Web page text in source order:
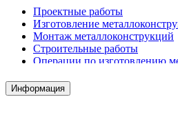
Проектные работы
Изготовление
Монтаж металлоконструкций
Строительные работы
Операции по изготовлению
Комплектация металлопроката
Изготовление винтовых свай
Информация